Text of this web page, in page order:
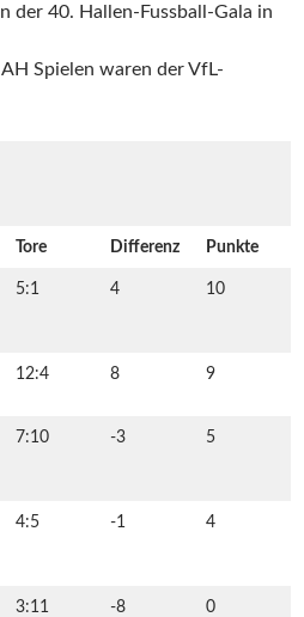
der 40. Hallen-Fussball-Gala in
Spielen waren der VfL-
Tore Differenz Punkte
5:1 4 10
12:4 8 9
7:10 -3 5
4:5 -1 4
3:11 -8 0